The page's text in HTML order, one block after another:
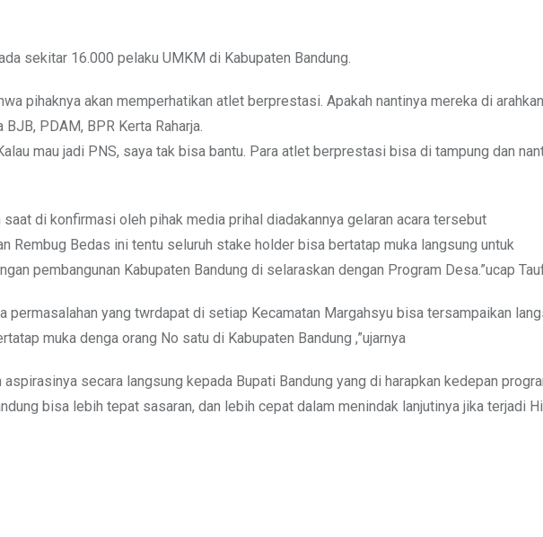
sekitar 16.000 pelaku UMKM di Kabupaten Bandung.
pihaknya akan memperhatikan atlet berprestasi. Apakah nantinya mereka di arahkan
PDAM, BPR Kerta Raharja.
mau jadi PNS, saya tak bisa bantu. Para atlet berprestasi bisa di tampung dan
saat di konfirmasi oleh pihak media prihal diadakannya gelaran acara tersebut
Rembug Bedas ini tentu seluruh stake holder bisa bertatap muka langsung untuk
pembangunan Kabupaten Bandung di selaraskan dengan Program Desa.”ucap
permasalahan yang twrdapat di setiap Kecamatan Margahsyu bisa tersampaikan
muka denga orang No satu di Kabupaten Bandung ,”ujarnya
secara langsung kepada Bupati Bandung yang di harapkan kedepan
bisa lebih tepat sasaran, dan lebih cepat dalam menindak lanjutinya jika terjadi